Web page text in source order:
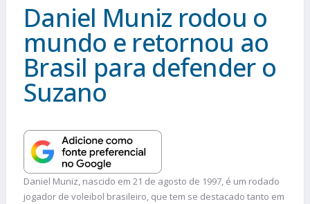
Daniel Muniz rodou o
mundo e retornou ao
Brasil para defender o
Suzano
Daniel Muniz, nascido em 21 de agosto de 1997, é um rodado
jogador de voleibol brasileiro, que tem se destacado tanto em